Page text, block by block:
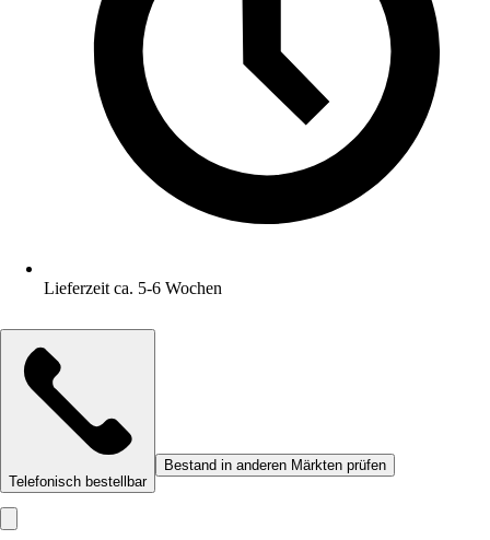
Lieferzeit ca. 5-6 Wochen
Telefonisch bestellbar
Bestand in anderen Märkten prüfen